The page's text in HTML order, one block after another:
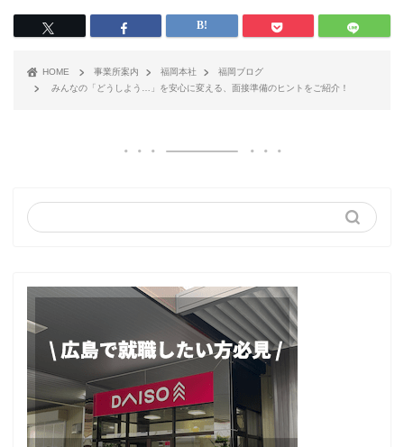
HOME 事業所案内 福岡本社
福岡ブログ
みんなの「どうしよう…」を安心に変える、面接準備のヒントをご紹介！